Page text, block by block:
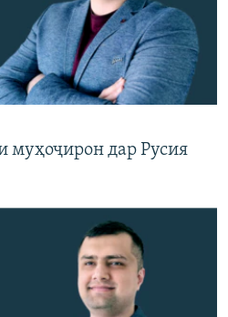
муҳоҷирон дар Русия